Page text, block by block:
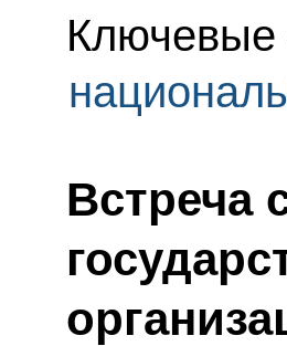
Ключевые
Встреча